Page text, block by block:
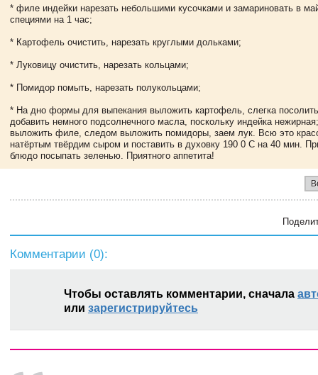
* филе индейки нарезать небольшими кусочками и замариновать в
специями на 1 час;
* Картофель очистить, нарезать круглыми дольками;
* Луковицу очистить, нарезать кольцами;
* Помидор помыть, нарезать полукольцами;
* На дно формы для выпекания выложить картофель, слегка
добавить немного подсолнечного масла, поскольку индейка
выложить филе, следом выложить помидоры, заем лук. Всю это
натёртым твёрдим сыром и поставить в духовку 190 0 С на 40 мин.
блюдо посыпать зеленью. Приятного аппетита!
Комментарии (0):
Чтобы оставлять комментарии, сначала
или зарегистрируйтесь